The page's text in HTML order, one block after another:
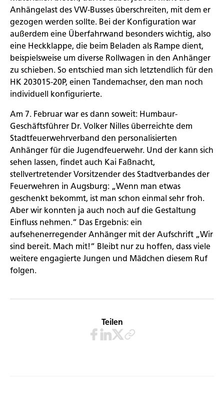
Anhängelast des VW-Busses überschreiten, mit dem er
gezogen werden sollte. Bei der Konfiguration war
außerdem eine Überfahrwand besonders wichtig, also
eine Heckklappe, die beim Beladen als Rampe dient,
beispielsweise um diverse Rollwagen in den Anhänger
zu schieben. So entschied man sich letztendlich für den
HK 203015-20P, einen Tandemachser, den man noch
individuell konfigurierte.
Am 7. Februar war es dann soweit: Humbaur-
Geschäftsführer Dr. Volker Nilles überreichte dem
Stadtfeuerwehrverband den personalisierten
Anhänger für die Jugendfeuerwehr. Und der kann sich
sehen lassen, findet auch Kai Faßnacht,
stellvertretender Vorsitzender des Stadtverbandes der
Feuerwehren in Augsburg: „Wenn man etwas
geschenkt bekommt, ist man schon einmal sehr froh.
Aber wir konnten ja auch noch auf die Gestaltung
Einfluss nehmen.“ Das Ergebnis: ein
aufsehenerregender Anhänger mit der Aufschrift „Wir
sind bereit. Mach mit!“ Bleibt nur zu hoffen, dass viele
weitere engagierte Jungen und Mädchen diesem Ruf
folgen.
Teilen